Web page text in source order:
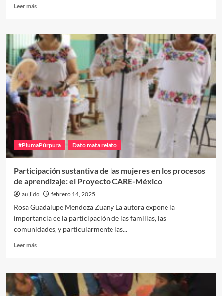
cáncer
Leer másLeer
Las
voces
de
las
filósofas
en
la
enseñanza
#PlumaPúrpura Dato mata relato
Participación sustantiva de las mujeres en los procesos
de aprendizaje: el Proyecto CARE-México
aullido febrero 14, 2025
Rosa Guadalupe Mendoza Zuany La autora expone la
importancia de la participación de las familias, las
comunidades, y particularmente las...
Leer másLeer
Participación
sustantiva
de